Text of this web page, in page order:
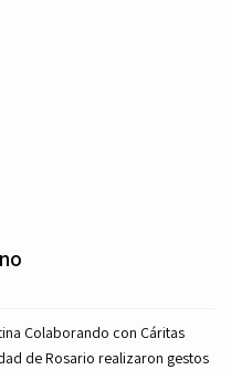
Colaborando con Cáritas
de Rosario realizaron gestos